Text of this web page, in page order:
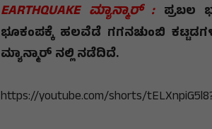
EARTHQUAKE ಮ್ಯಾನ್ಮಾರ್‌ : ಪ್ರಬಲ
ಭೂಕಂಪಕ್ಕೆ ಹಲವೆಡೆ ಗಗನಚುಂಬಿ
ಮ್ಯಾನ್ಮಾರ್‌ ನಲ್ಲಿ ನಡೆದಿದೆ.
https://youtube.com/shorts/